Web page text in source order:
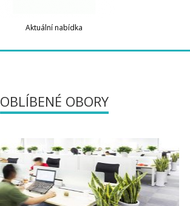
Aktuální nabídka
OBLÍBENÉ OBORY